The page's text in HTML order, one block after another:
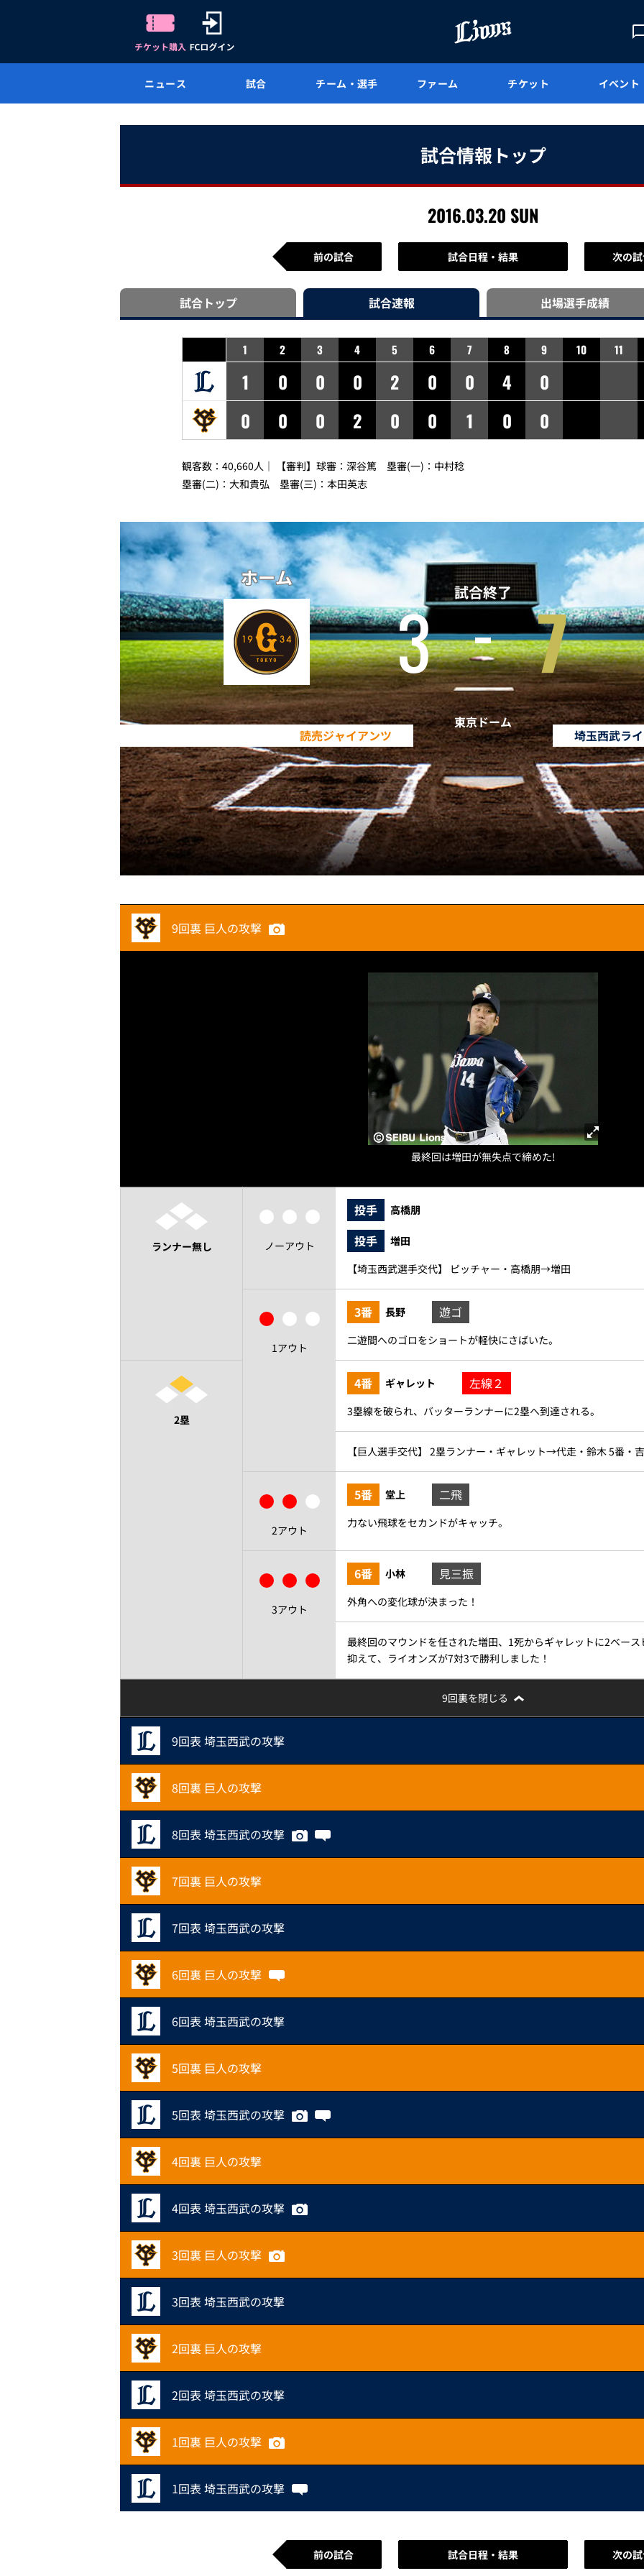
ニュース 試合 チーム・選手 ファーム チケット イベント
試合情報トップ
2016.03.20 SUN
前の試合 試合日程・結果 次の
試合トップ 試合速報 出場選手成績
1 2 3 4 5 6 7 8 9 10 11
1 0 0 0 2 0 0 4
0
0
0 0 2 0 0 1 0 0
観客数：40,660人｜ 【審判】球審：深谷篤 塁審(一)：中村稔
塁審(二)：大和貴弘 塁審(三)：本田英志
ホーム
読売ジャイアンツ
試合終了
3 7
東京ドーム
埼玉西武ラ
9回裏 巨人の攻撃
最終回は増田が無失点で締めた!
ランナー無し ノーアウト
投手 高橋朋
投手
増田
【埼玉西武選手交代】 ピッチャー・高橋朋→増田
1アウト
3番 長野 遊ゴ
二遊間へのゴロをショートが軽快にさばいた。
2塁
4番 ギャレット 左線２
3塁線を破られ、バッターランナーに2塁へ到達される。
【巨人選手交代】 2塁ランナー・ギャレット→代走・鈴木 5番・
2アウト
5番 堂上 二飛
力ない飛球をセカンドがキャッチ。
3アウト
6番 小林 見三振
外角への変化球が決まった！
最終回のマウンドを任された増田、1死からギャレットに2ベー
抑えて、ライオンズが7対3で勝利しました！
9回裏を閉じる
9回表 埼玉西武の攻撃
8回裏 巨人の攻撃
8回表 埼玉西武の攻撃
7回裏 巨人の攻撃
7回表 埼玉西武の攻撃
6回裏 巨人の攻撃
6回表 埼玉西武の攻撃
5回裏 巨人の攻撃
5回表 埼玉西武の攻撃
4回裏 巨人の攻撃
4回表 埼玉西武の攻撃
3回裏 巨人の攻撃
3回表 埼玉西武の攻撃
2回裏 巨人の攻撃
2回表 埼玉西武の攻撃
1回裏 巨人の攻撃
1回表 埼玉西武の攻撃
前の試合 試合日程・結果 次の